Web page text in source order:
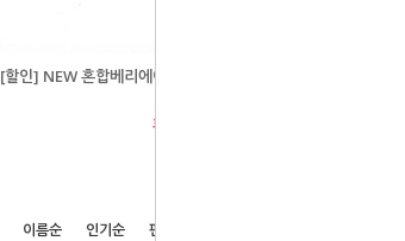
[할인] NEW 혼합베리에이션사 24색상(면사) - 케이스변
회원공개
이름순 인기순 판매순